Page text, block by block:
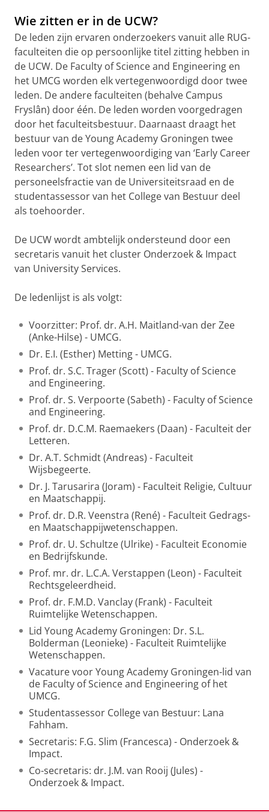
Wie zitten er in de UCW?
De leden zijn ervaren onderzoekers vanuit alle RUG-
faculteiten die op persoonlijke titel zitting hebben in
de UCW. De Faculty of Science and Engineering en
het UMCG worden elk vertegenwoordigd door twee
leden. De andere faculteiten (behalve Campus
Fryslân) door één. De leden worden voorgedragen
door het faculteitsbestuur. Daarnaast draagt het
bestuur van de Young Academy Groningen twee
leden voor ter vertegenwoordiging van ‘Early Career
Researchers’. Tot slot nemen een lid van de
personeelsfractie van de Universiteitsraad en de
studentassessor van het College van Bestuur deel
als toehoorder.
De UCW wordt ambtelijk ondersteund door een
secretaris vanuit het cluster Onderzoek & Impact
van University Services.
De ledenlijst is als volgt:
Voorzitter: Prof. dr. A.H. Maitland-van der Zee
(Anke-Hilse) - UMCG.
Dr. E.I. (Esther) Metting - UMCG.
Prof. dr. S.C. Trager (Scott) - Faculty of Science
and Engineering.
Prof. dr. S. Verpoorte (Sabeth) - Faculty of Science
and Engineering.
Prof. dr. D.C.M. Raemaekers (Daan) - Faculteit der
Letteren.
Dr. A.T. Schmidt (Andreas) - Faculteit
Wijsbegeerte.
Dr. J. Tarusarira (Joram) - Faculteit Religie, Cultuur
en Maatschappij.
Prof. dr. D.R. Veenstra (René) - Faculteit Gedrags-
en Maatschappijwetenschappen.
Prof. dr. U. Schultze (Ulrike) - Faculteit Economie
en Bedrijfskunde.
Prof. mr. dr. L.C.A. Verstappen (Leon) - Faculteit
Rechtsgeleerdheid.
Prof. dr. F.M.D. Vanclay (Frank) - Faculteit
Ruimtelijke Wetenschappen.
Lid Young Academy Groningen: Dr. S.L.
Bolderman (Leonieke) - Faculteit Ruimtelijke
Wetenschappen.
Vacature voor Young Academy Groningen-lid van
de Faculty of Science and Engineering of het
UMCG.
Studentassessor College van Bestuur: Lana
Fahham.
Secretaris: F.G. Slim (Francesca) - Onderzoek &
Impact.
Co-secretaris: dr. J.M. van Rooij (Jules) -
Onderzoek & Impact.